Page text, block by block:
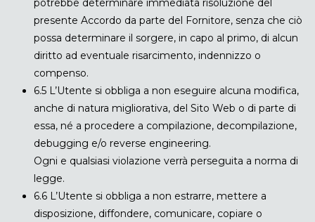
potrebbe determinare immediata risoluzione del
presente Accordo da parte del Fornitore, senza che ciò
possa determinare il sorgere, in capo al primo, di alcun
diritto ad eventuale risarcimento, indennizzo o
compenso.
6.5 L’Utente si obbliga a non eseguire alcuna modifica,
anche di natura migliorativa, del Sito Web o di parte di
essa, né a procedere a compilazione, decompilazione,
debugging e/o reverse engineering.
Ogni e qualsiasi violazione verrà perseguita a norma di
legge.
6.6 L’Utente si obbliga a non estrarre, mettere a
disposizione, diffondere, comunicare, copiare o